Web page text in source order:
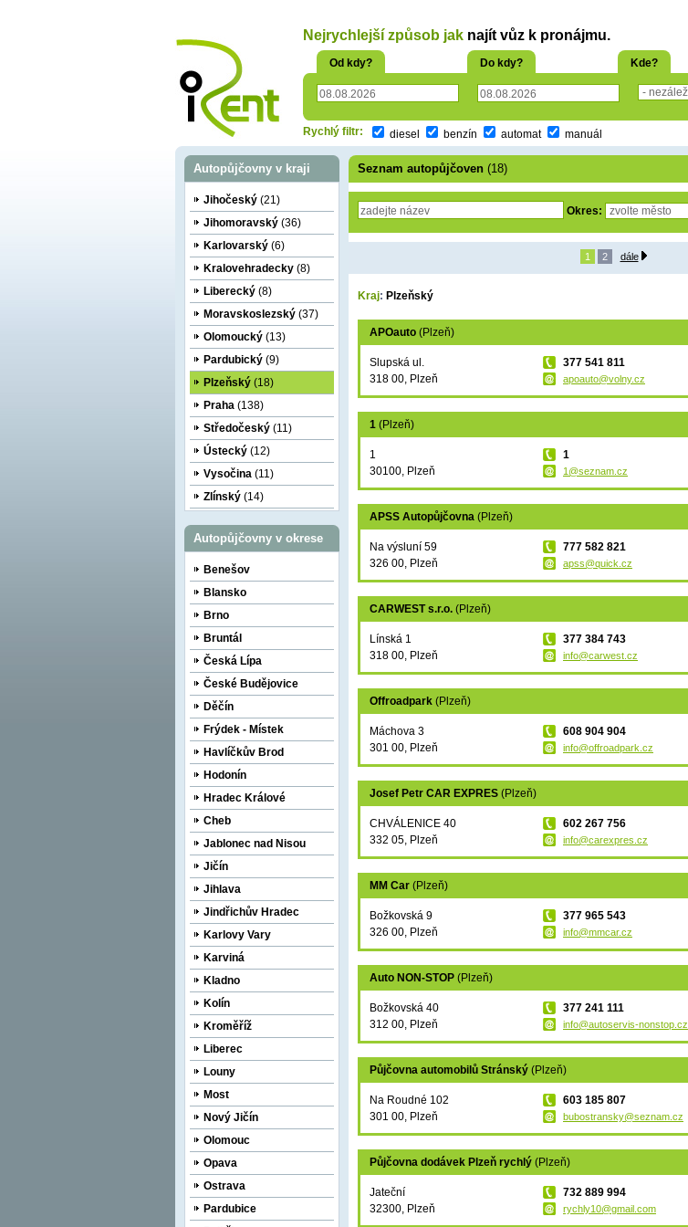
Nejrychlejší způsob jak najít vůz k pronájmu.
Od kdy? Do kdy? Kde?
Rychlý filtr: diesel benzín automat manuál
Autopůjčovny v kraji
Jihočeský (21)
Jihomoravský (36)
Karlovarský (6)
Kralovehradecky (8)
Liberecký (8)
Moravskoslezský (37)
Olomoucký (13)
Pardubický (9)
Plzeňský (18)
Praha (138)
Středočeský (11)
Ústecký (12)
Vysočina (11)
Zlínský (14)
Autopůjčovny v okrese
Benešov
Blansko
Brno
Bruntál
Česká Lípa
České Budějovice
Děčín
Frýdek - Místek
Havlíčkův Brod
Hodonín
Hradec Králové
Cheb
Jablonec nad Nisou
Jičín
Jihlava
Jindřichův Hradec
Karlovy Vary
Karviná
Kladno
Kolín
Kroměříž
Liberec
Louny
Most
Nový Jičín
Olomouc
Opava
Ostrava
Pardubice
Seznam autopůjčoven (18)
Okres:
1 2 dále
Kraj: Plzeňský
APOauto (Plzeň)
Slupská ul.
318 00, Plzeň
377 541 811
apoauto@volny.cz
1 (Plzeň)
1
30100, Plzeň
1
1@seznam.cz
APSS Autopůjčovna (Plzeň)
Na výsluní 59
326 00, Plzeň
777 582 821
apss@quick.cz
CARWEST s.r.o. (Plzeň)
Línská 1
318 00, Plzeň
377 384 743
info@carwest.cz
Offroadpark (Plzeň)
Máchova 3
301 00, Plzeň
608 904 904
info@offroadpark.cz
Josef Petr CAR EXPRES (Plzeň)
CHVÁLENICE 40
332 05, Plzeň
602 267 756
info@carexpres.cz
MM Car (Plzeň)
Božkovská 9
326 00, Plzeň
377 965 543
info@mmcar.cz
Auto NON-STOP (Plzeň)
Božkovská 40
312 00, Plzeň
377 241 111
info@autoservis-nonstop.cz
Půjčovna automobilů Stránský (Plzeň)
Na Roudné 102
301 00, Plzeň
603 185 807
bubostransky@seznam.cz
Půjčovna dodávek Plzeň rychlý (Plzeň)
Jateční
32300, Plzeň
732 889 994
rychly10@gmail.com